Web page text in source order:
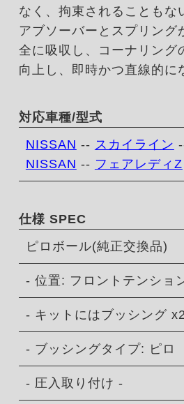
なく、拘束されることもな
アブソーバーとスプリング
全に吸収し、コーナリング
向上し、即時かつ直線的に
対応車種/型式
NISSAN -- スカイライン
NISSAN -- フェアレディZ
仕様 SPEC
ピロボール(純正交換品)
- 位置: フロントテンショ
- キットにはブッシング
- ブッシングタイプ: ピロ
- 圧入取り付け -